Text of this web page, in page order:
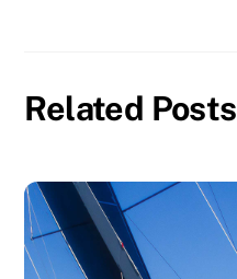
Related Posts